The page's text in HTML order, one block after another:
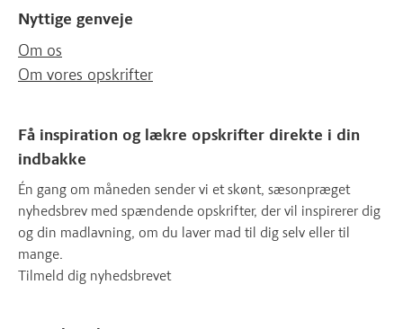
Nyttige genveje
Om os
Om vores opskrifter
Få inspiration og lækre opskrifter direkte i din
indbakke
Én gang om måneden sender vi et skønt, sæsonpræget
nyhedsbrev med spændende opskrifter, der vil inspirerer dig
og din madlavning, om du laver mad til dig selv eller til
mange.
Tilmeld dig nyhedsbrevet